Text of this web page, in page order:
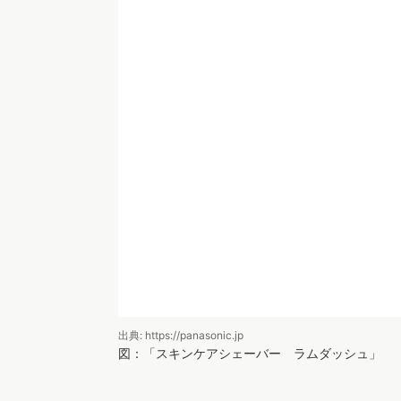
後藤：そうかもしれません。この週のデータ
あるので、この動きは次の週にかけても続きそ